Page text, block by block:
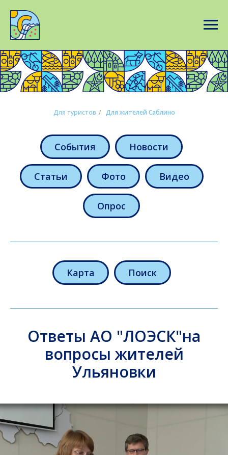
Для туристов / Для жителей Саблино
События Новости
Статьи Фото Видео
Опрос
Карта Поиск
Ответы АО "ЛОЭСК"на
вопросы жителей
Ульяновки